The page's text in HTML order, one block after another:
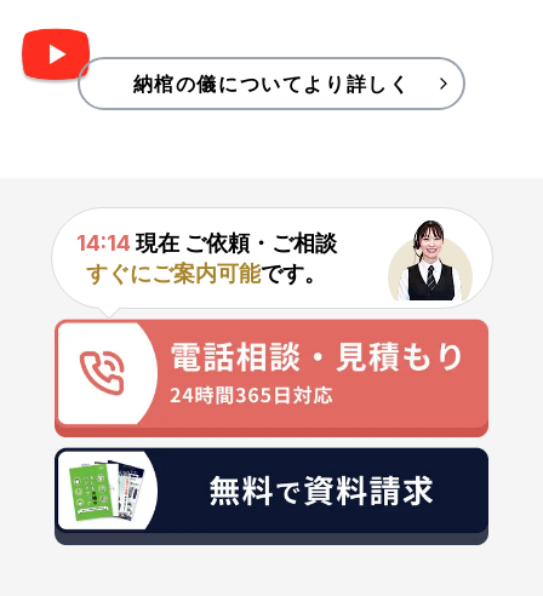
納棺の儀についてより詳しく
14:14 現在 ご依頼・ご相談
すぐにご案内可能です。